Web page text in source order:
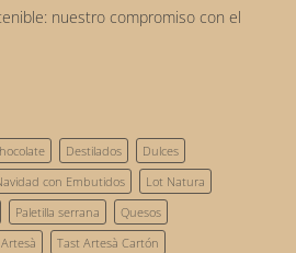
nuestro compromiso con el
Destilados
Dulces
con Embutidos
Lot Natura
Paletilla serrana
Quesos
Tast Artesà Cartón